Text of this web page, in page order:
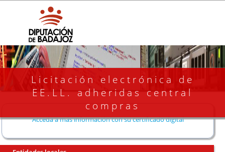
Licitación electrónica de
EE.LL. adheridas central
compras
Acceda a más información con su certificado digital